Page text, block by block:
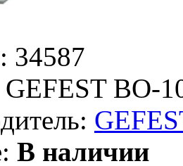
34587
GEFEST ВО-
В наличии